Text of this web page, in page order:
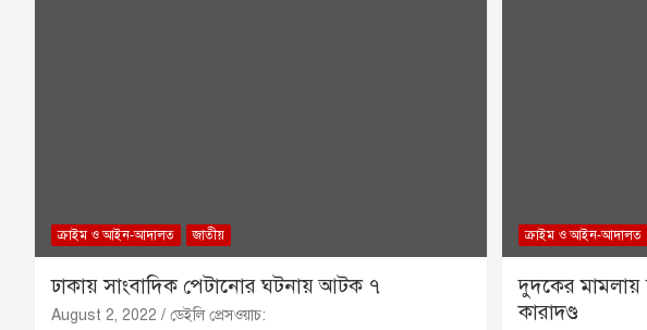
ক্রাইম ও আইন-আদালত জাতীয়
ঢাকায় সাংবাদিক পেটানোর ঘটনায় আটক ৭
August 2, 2022 ডেইলি প্রেসওয়াচ:
ক্রাইম ও আইন-আদালত
দুদকের মামলায়
কারাদণ্ড